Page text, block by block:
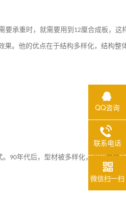
要承重时，就需要用到 12厘合成板，这
果。他的优点在于结构多样化，结构整
90年代后，型材被多样化，以铝方柱
QQ咨询
联系电话
微信扫一扫